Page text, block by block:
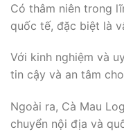
Có thâm niên trong
quốc tế, đặc biệt là
Với kinh nghiệm và
tin cậy và an tâm
Ngoài ra, Cà Mau
chuyển nội địa và